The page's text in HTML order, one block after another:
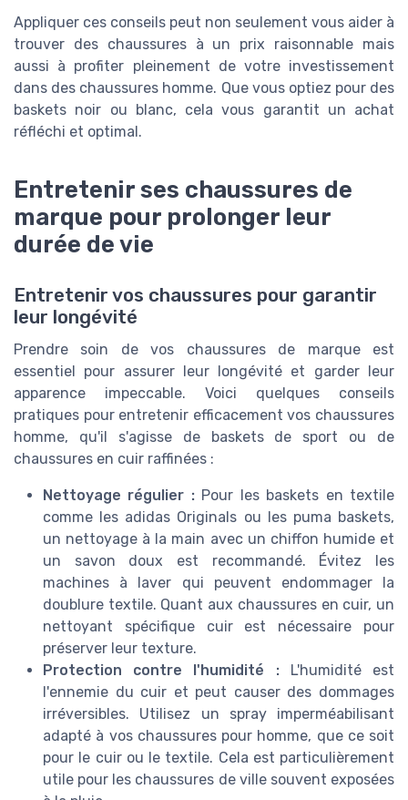
Appliquer ces conseils peut non seulement vous aider à
trouver des chaussures à un prix raisonnable mais
aussi à profiter pleinement de votre investissement
dans des chaussures homme. Que vous optiez pour des
baskets noir ou blanc, cela vous garantit un achat
réfléchi et optimal.
Entretenir ses chaussures de
marque pour prolonger leur
durée de vie
Entretenir vos chaussures pour garantir
leur longévité
Prendre soin de vos chaussures de marque est
essentiel pour assurer leur longévité et garder leur
apparence impeccable. Voici quelques conseils
pratiques pour entretenir efficacement vos chaussures
homme, qu'il s'agisse de baskets de sport ou de
chaussures en cuir raffinées :
Nettoyage régulier :Pour les baskets en textile
comme les adidas Originals ou les puma baskets,
un nettoyage à la main avec un chiffon humide et
un savon doux est recommandé. Évitez les
machines à laver qui peuvent endommager la
doublure textile. Quant aux chaussures en cuir, un
nettoyant spécifique cuir est nécessaire pour
préserver leur texture.
Protection contre l'humidité :L'humidité est
l'ennemie du cuir et peut causer des dommages
irréversibles. Utilisez un spray imperméabilisant
adapté à vos chaussures pour homme, que ce soit
pour le cuir ou le textile. Cela est particulièrement
utile pour les chaussures de ville souvent exposées